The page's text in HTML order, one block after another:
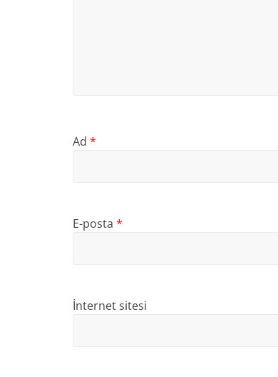
Ad *
E-posta *
İnternet sitesi